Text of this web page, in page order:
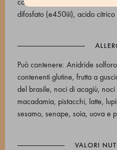
difosfato (e450iii), acido
Può contenere: Anidride
contenenti glutine, frutta a
del brasile, noci di acagiù,
macadamia, pistacchi, latte,
sesamo, senape, soia, uova e
VALORI